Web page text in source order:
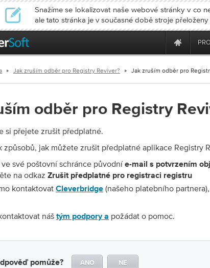
Snažíme se lokalizovat naše webové stránky v co
ale tato stránka je v současné době stroje
Jak zruším odběr pro Registry Reviver? Jak zruším odběr pro
odběr pro Registry
si přejete zrušit předplatné.
způsobů, jak můžete zrušit předplatné aplikace Registry
své poštovní schránce původníe-mail s potvrzením
na odkaz Zrušit předplatné pro registraci registru
kontaktovat Cleverbridge (našeho platebního
náš tým podpory a požádat o pomoc.
pomůže? ANO NE